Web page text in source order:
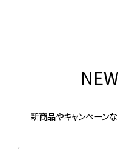
新商品やキャンペーン